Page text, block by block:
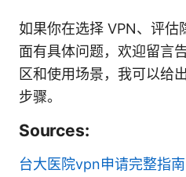
如果你在选择 VPN、评估
面有具体问题，欢迎留言
区和使用场景，我可以给
步骤。
Sources:
台大医院vpn申请完整指